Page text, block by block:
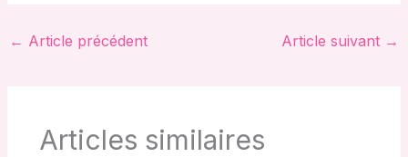
← Article précédent Article suivant →
Articles similaires